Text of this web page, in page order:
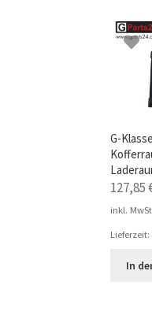
TOP-
G-
127,85
inkl.
Lieferzeit:
In